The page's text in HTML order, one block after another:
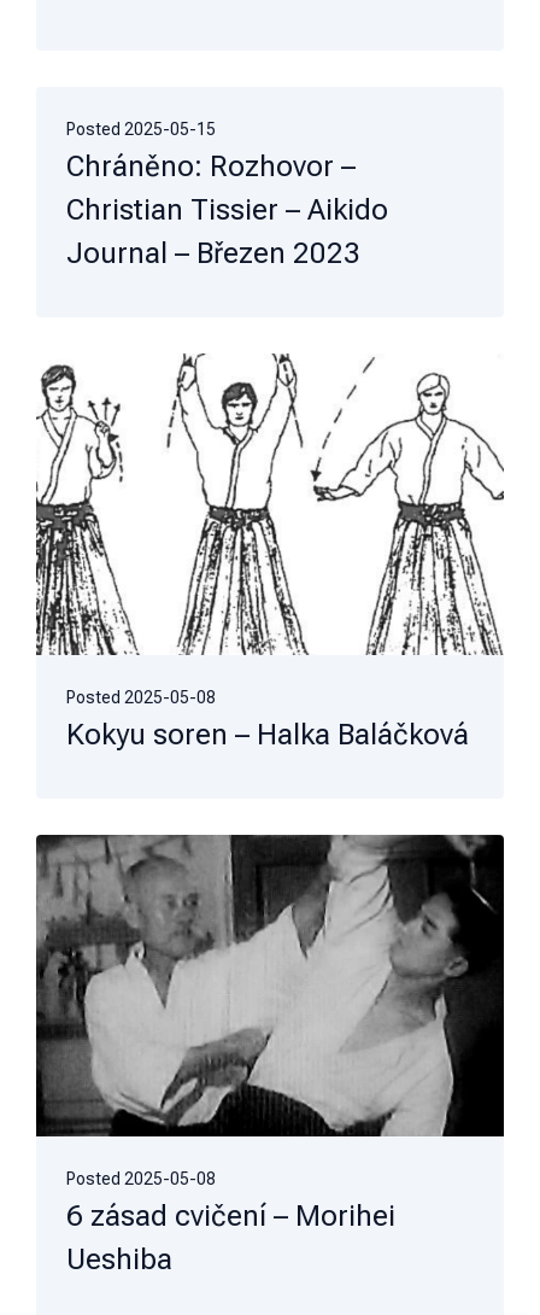
Posted 2025-05-15
Chráněno: Rozhovor –
Christian Tissier – Aikido
Journal – Březen 2023
Posted 2025-05-08
Kokyu soren – Halka Baláčková
Posted 2025-05-08
6 zásad cvičení – Morihei
Ueshiba